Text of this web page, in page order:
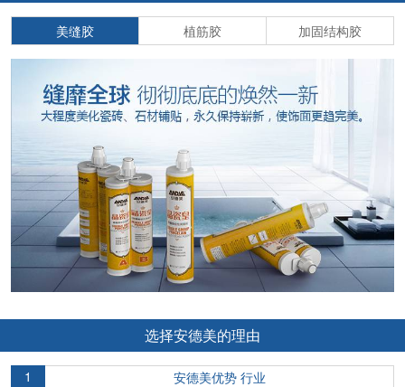
美缝胶 植筋胶 加固结构胶
选择安德美的理由
1 安德美优势 行业